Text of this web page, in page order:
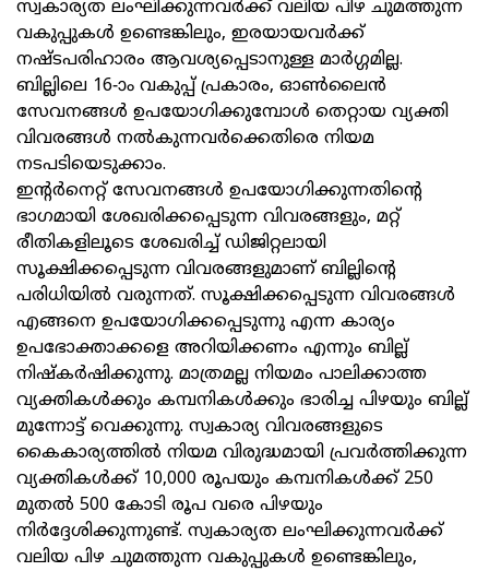
സ്വകാര്യത ലംഘിക്കുന്നവര്‍ക്ക് വലിയ പിഴ ചുമത്തുന്ന
വകുപ്പുകള്‍ ഉണ്ടെങ്കിലും, ഇരയായവര്‍ക്ക്
നഷ്ടപരിഹാരം ആവശ്യപ്പെടാനുള്ള മാര്‍ഗ്ഗമില്ല.
ബില്ലിലെ 16-ാം വകുപ്പ് പ്രകാരം, ഓണ്‍ലൈന്‍
സേവനങ്ങള്‍ ഉപയോഗിക്കുമ്പോള്‍ തെറ്റായ വ്യക്തി
വിവരങ്ങള്‍ നല്‍കുന്നവര്‍ക്കെതിരെ നിയമ
നടപടിയെടുക്കാം.
ഇന്റര്‍നെറ്റ് സേവനങ്ങള്‍ ഉപയോഗിക്കുന്നതിന്റെ
ഭാഗമായി ശേഖരിക്കപ്പെടുന്ന വിവരങ്ങളും, മറ്റ്
രീതികളിലൂടെ ശേഖരിച്ച് ഡിജിറ്റലായി
സൂക്ഷിക്കപ്പെടുന്ന വിവരങ്ങളുമാണ് ബില്ലിന്റെ
പരിധിയില്‍ വരുന്നത്. സൂക്ഷിക്കപ്പെടുന്ന വിവരങ്ങള്‍
എങ്ങനെ ഉപയോഗിക്കപ്പെടുന്നു എന്ന കാര്യം
ഉപഭോക്താക്കളെ അറിയിക്കണം എന്നും ബില്ല്
നിഷ്‌കര്‍ഷിക്കുന്നു. മാത്രമല്ല നിയമം പാലിക്കാത്ത
വ്യക്തികള്‍ക്കും കമ്പനികള്‍ക്കും ഭാരിച്ച പിഴയും ബില്ല്
മുന്നോട്ട് വെക്കുന്നു. സ്വകാര്യ വിവരങ്ങളുടെ
കൈകാര്യത്തില്‍ നിയമ വിരുദ്ധമായി പ്രവര്‍ത്തിക്കുന്ന
വ്യക്തികള്‍ക്ക് 10,000 രൂപയും കമ്പനികള്‍ക്ക് 250
മുതല്‍ 500 കോടി രൂപ വരെ പിഴയും
നിര്‍ദ്ദേശിക്കുന്നുണ്ട്. സ്വകാര്യത ലംഘിക്കുന്നവര്‍ക്ക്
വലിയ പിഴ ചുമത്തുന്ന വകുപ്പുകള്‍ ഉണ്ടെങ്കിലും,